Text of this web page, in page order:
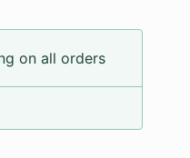
on all orders